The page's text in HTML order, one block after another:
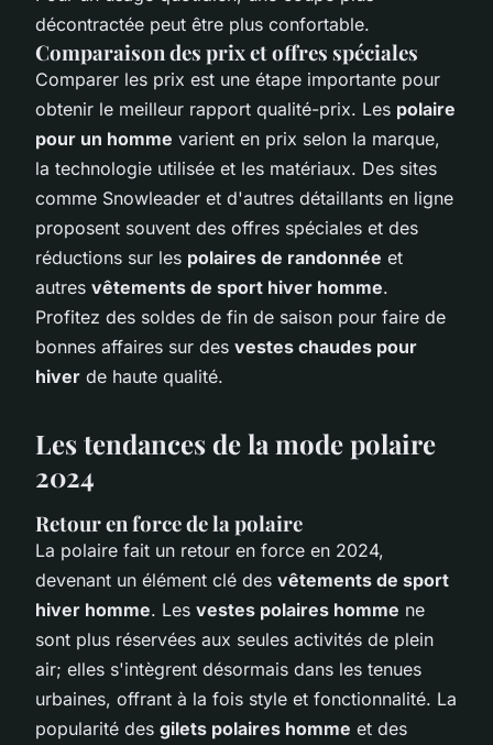
décontractée peut être plus confortable.
Comparaison des prix et offres spéciales
Comparer les prix est une étape importante pour
obtenir le meilleur rapport qualité-prix. Les polaire
pour un homme varient en prix selon la marque,
la technologie utilisée et les matériaux. Des sites
comme Snowleader et d'autres détaillants en ligne
proposent souvent des offres spéciales et des
réductions sur les polaires de randonnée et
autres vêtements de sport hiver homme.
Profitez des soldes de fin de saison pour faire de
bonnes affaires sur des vestes chaudes pour
hiver de haute qualité.
Les tendances de la mode polaire
2024
Retour en force de la polaire
La polaire fait un retour en force en 2024,
devenant un élément clé des vêtements de sport
hiver homme. Les vestes polaires homme ne
sont plus réservées aux seules activités de plein
air; elles s'intègrent désormais dans les tenues
urbaines, offrant à la fois style et fonctionnalité. La
popularité des gilets polaires homme et des